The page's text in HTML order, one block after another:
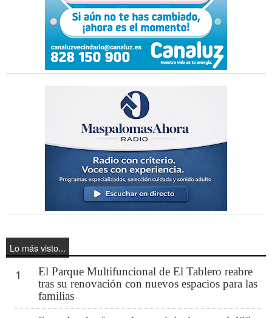
Lo más visto...
1
El Parque Multifuncional de El Tablero reabre
tras su renovación con nuevos espacios para las
familias